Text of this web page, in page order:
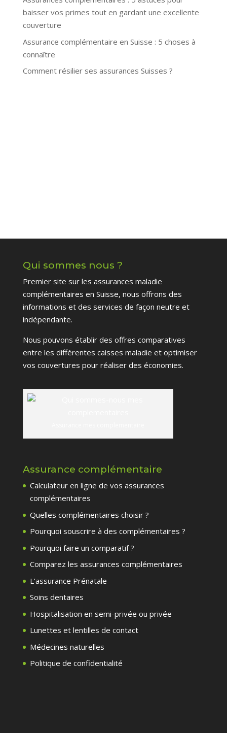
baisser vos primes tout en gardant une excellente
couverture
Assurance complémentaire en Suisse : 5 choses à
connaître
Comment résilier ses assurances Suisses ?
Qui sommes nous ?
Premier site sur les assurances maladie
complémentaires en Suisse, nous offrons des
informations et des services de façon neutre et
indépendante.
Nous pouvons établir des offres comparatives
entre les différentes caisses maladie et optimiser
vos couvertures pour réaliser des économies.
Assurance complémentaire
Calculateur en ligne de vos assurances
complémentaires
Quelles complémentaires choisir ?
Pourquoi souscrire à des complémentaires ?
Pourquoi faire un comparatif ?
Comparez les assurances complémentaires
L’assurance Prénatale
Soins dentaires
Hospitalisation en semi-privée ou privée
Lunettes et lentilles de contact
Médecines naturelles
Politique de confidentialité